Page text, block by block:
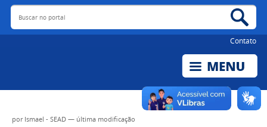
Buscar no portal
Contato
por Ismael - SEAD — última modificação